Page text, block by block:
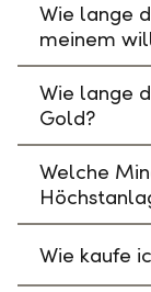
Wie lange
meinem
Wie lange
Gold?
Welche
Wie kaufe